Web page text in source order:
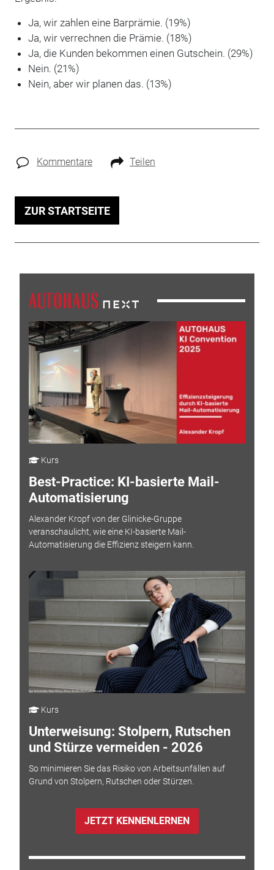
Ja, wir zahlen eine Barprämie. (19%)
Ja, wir verrechnen die Prämie. (18%)
Ja, die Kunden bekommen einen Gutschein. (29%)
Nein. (21%)
Nein, aber wir planen das. (13%)
Kommentare Teilen
ZUR STARTSEITE
Kurs
Best-Practice: KI-basierte Mail-
Automatisierung
Alexander Kropf von der Glinicke-Gruppe
veranschaulicht, wie eine KI-basierte Mail-
Automatisierung die Effizienz steigern kann.
Kurs
Unterweisung: Stolpern, Rutschen
und Stürze vermeiden - 2026
So minimieren Sie das Risiko von Arbeitsunfällen auf
Grund von Stolpern, Rutschen oder Stürzen.
JETZT KENNENLERNEN